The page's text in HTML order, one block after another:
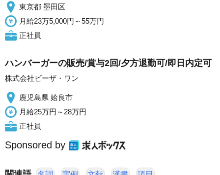
東京都 墨田区
月給23万5,000円～55万円
正社員
ハンバーガーの販売/賞与2回/夕方退勤可/即日内定可
株式会社ビーザ・ワン
鹿児島県 姶良市
月給25万円～28万円
正社員
Sponsored by